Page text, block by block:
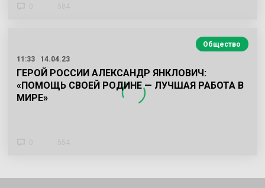
Общество
11:33
14.04.23
ГЕРОЙ РОССИИ АЛЕКСАНДР ЯНКЛОВИЧ:
«ПОМОЩЬ СВОЕЙ РОДИНЕ — ЛУЧШАЯ РАБОТА В
МИРЕ»